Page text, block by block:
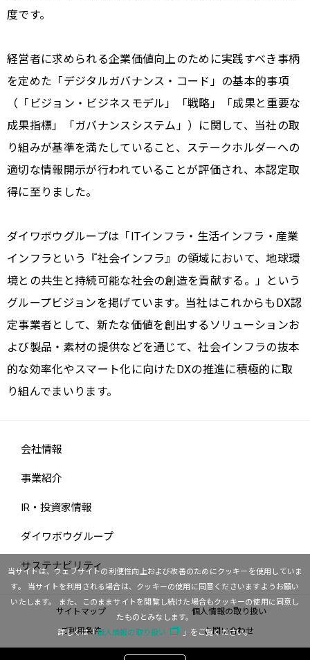
度です。
経営者に求められる企業価値向上のために実践すべき事柄
を定めた「デジタルガバナンス・コード」の基本的事項
（「ビジョン・ビジネスモデル」「戦略」「成果と重要な
成果指標」「ガバナンスシステム」）に関して、当社の取
り組みが基準を満たしていること、ステークホルダーへの
適切な情報開示が行われていることが評価され、本認定取
得に至りました。
ダイワボウグループは「ITインフラ・生活インフラ・産業
インフラという『社会インフラ』の領域において、地球環
境との共生と持続可能な社会の創造を貢献する。」という
グループビジョンを掲げています。当社はこれからもDX認
定事業者として、新たな価値を創出するソリューションお
よび製品・素材の提供などを通じて、社会インフラの抜本
的な効率化やスマート化に向けたDXの推進に積極的に取
り組んでまいります。
当サイトは、ウェブサイトの利便性向上および改善のためにクッキーを使用していま
す。
当サイトを利用される場合は、クッキーの使用に同意くださいますようお願い
いたします。
また、このままサイトを閲覧し続けた場合もクッキーの使用に同意し
たものとみなします。
詳しくは「個人情報の取り扱い 」をご覧ください。
会社情報
事業紹介
IR・投資家情報
ダイワボウグループ
サステナビリティ
サイトマップ
個人情報の取り扱い
ご利用条件
お問い合わせ